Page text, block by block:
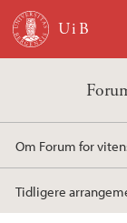
Hopp til hovedinnhold
Om Forum for
Tidligere